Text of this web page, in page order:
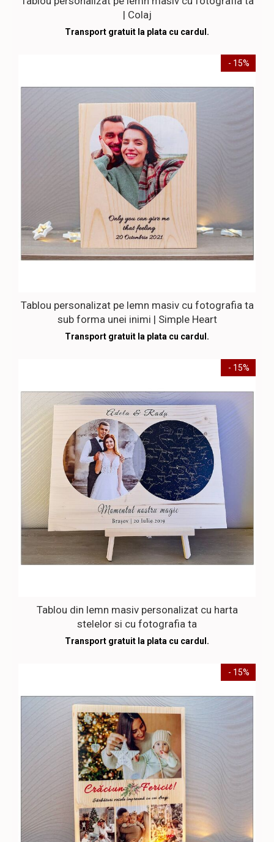
| Colaj
Transport gratuit la plata cu cardul.
- 15%
Tablou personalizat pe lemn masiv cu fotografia ta
sub forma unei inimi | Simple Heart
Transport gratuit la plata cu cardul.
- 15%
Tablou din lemn masiv personalizat cu harta
stelelor si cu fotografia ta
Transport gratuit la plata cu cardul.
- 15%